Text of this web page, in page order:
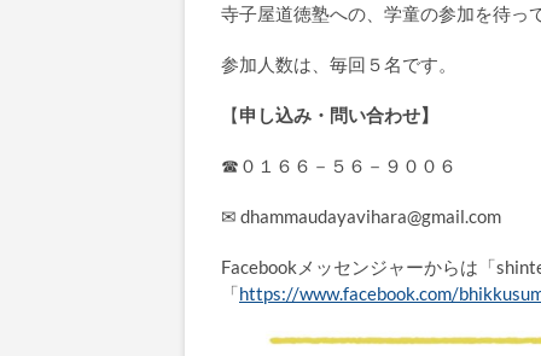
寺子屋道徳塾への、学童の参加を待っ
参加人数は、毎回５名です。
【申し込み・問い合わせ】
☎０１６６－５６－９００６
✉ dhammaudayavihara@gmail.com
Facebookメッセンジャーからは「
「https://www.facebook.com/